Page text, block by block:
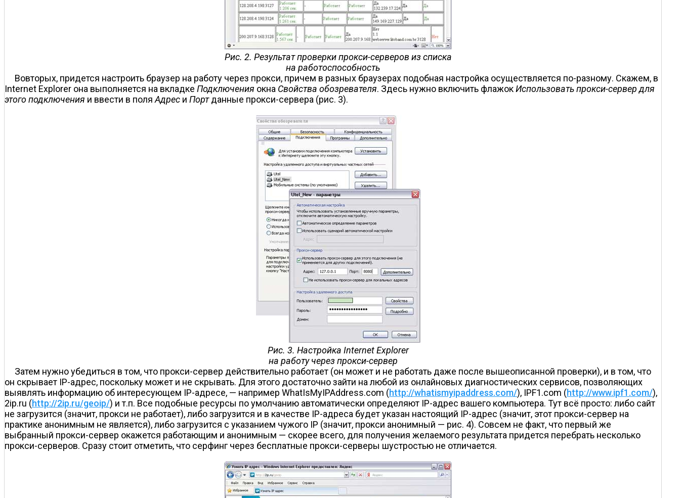
Рис. 2. Результат проверки прокси-серверов из списка
на работоспособность
Во­вторых, придется настроить браузер на работу через прокси, причем в разных браузерах подобная настройка осуществляется по-разному. Скажем, в
Internet Explorer она выполняется на вкладке Подключения окна Свойства обозревателя. Здесь нужно включить флажокИспользовать прокси-сервер для
этого подключения и ввести в поляАдрес и Портданные прокси-сервера (рис. 3).
Рис. 3. Настройка Internet Explorer
на работу через прокси-сервер
Затем нужно убедиться в том, что прокси-сервер действительно работает (он может и не работать даже после вышеописанной проверки), и в том, что
он скрывает IP-адрес, поскольку может и не скрывать. Для этого достаточно зайти на любой из онлайновых диагностических сервисов, позволяющих
выявлять информацию об интересующем IP-адресе, — например WhatIsMyIPAddress.com (http://whatismyipaddress.com/), IPF1.com (http://www.ipf1.com/),
2ip.ru (http://2ip.ru/geoip/) и т.п. Все подобные ресурсы по умолчанию автоматически определяют IP-адрес вашего компьютера. Тут всё просто: либо сайт
не загрузится (значит, прокси не работает), либо загрузится и в качестве IP-адреса будет указан настоящий IP-адрес (значит, этот прокси-сервер на
практике анонимным не является), либо загрузится с указанием чужого IP (значит, прокси анонимный — рис. 4). Совсем не факт, что первый же
выбранный прокси-сервер окажется работающим и анонимным — скорее всего, для получения желаемого результата придется перебрать несколько
прокси-серверов. Сразу стоит отметить, что серфинг через бесплатные прокси-серверы шустростью не отличается.